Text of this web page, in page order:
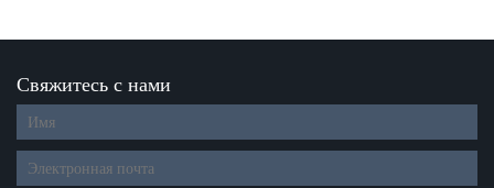
Свяжитесь с нами
Diseño
web